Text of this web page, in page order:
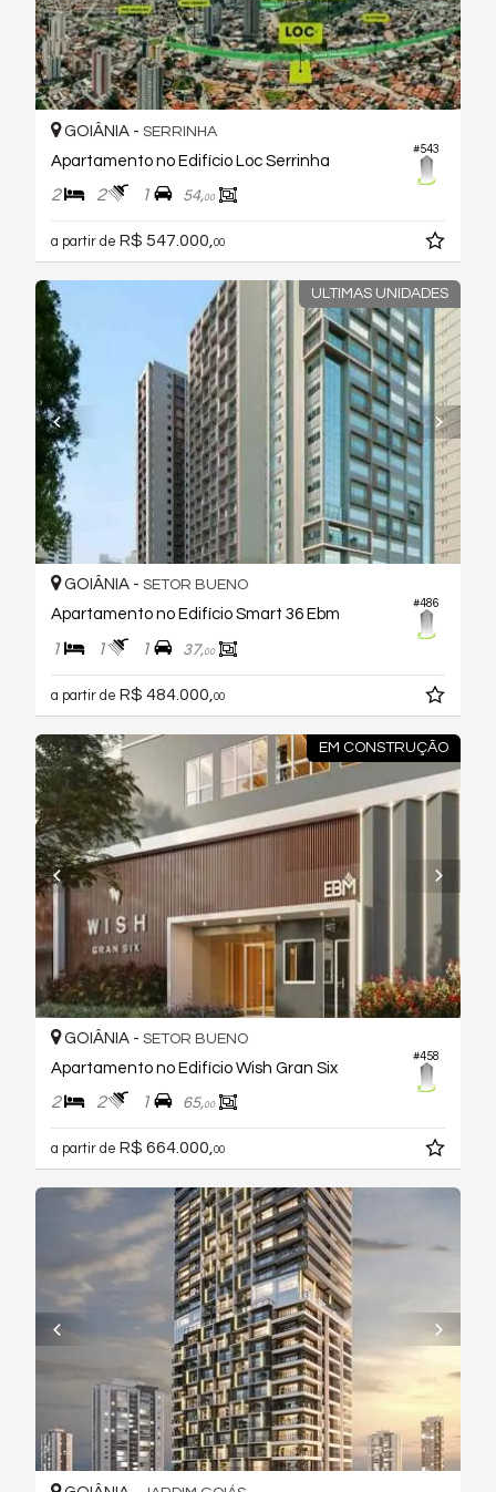
#543
GOIÂNIA - SERRINHA
Apartamento no Edifício Loc Serrinha
2 2 1 54,00
a partir de R$ 547.000, 00
ULTIMAS UNIDADES
#486
GOIÂNIA - SETOR BUENO
Apartamento no Edifício Smart 36 Ebm
1 1 1 37,00
a partir de R$ 484.000, 00
EM CONSTRUÇÃO
#458
GOIÂNIA - SETOR BUENO
Apartamento no Edifício Wish Gran Six
2 2 1 65,00
a partir de R$ 664.000,00